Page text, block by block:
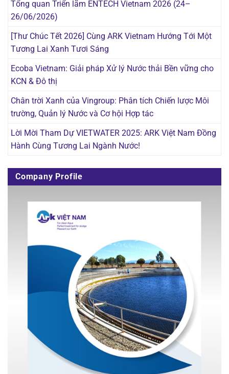
Tổng quan Triển lãm ENTECH Vietnam 2026 (24–
26/06/2026)
[Thư Chúc Tết 2026] Cùng ARK Vietnam Hướng Tới Một
Tương Lai Xanh Tươi Sáng
Ecoba Vietnam: Giải pháp Xử lý Nước thải Bền vững cho
KCN & Đô thị
Chân trời Xanh của Vingroup: Phân tích Chiến lược Môi
trường, Quản lý Nước và Cơ hội Hợp tác
Lời Mời Tham Dự VIETWATER 2025: ARK Việt Nam Đồng
Hành Cùng Tương Lai Ngành Nước!
Company Profile